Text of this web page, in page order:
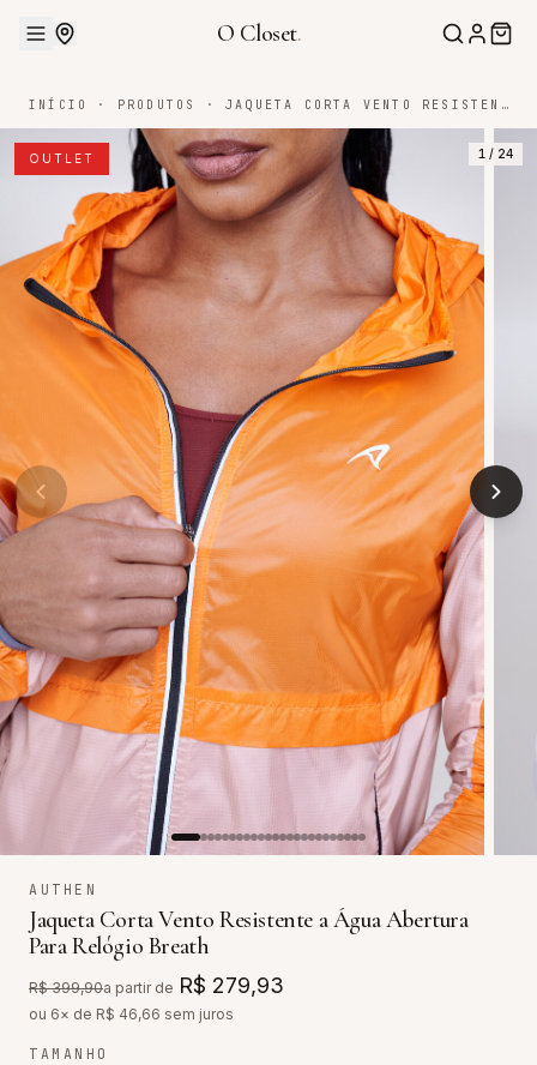
O Closet.
INÍCIO · PRODUTOS · JAQUETA CORTA VENTO RESISTENTE A ÁGUA ABERTURA PARA RELÓGIO BREATH
OUTLET 1 / 24
AUTHEN
Jaqueta Corta Vento Resistente a Água Abertura
Para Relógio Breath
R$ 399,90a partir de R$ 279,93
ou 6× de R$ 46,66 sem juros
TAMANHO